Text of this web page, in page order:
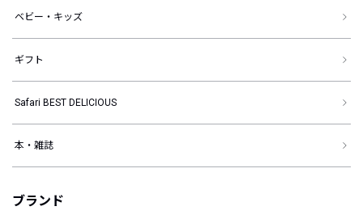
ベビー・キッズ
ギフト
Safari BEST DELICIOUS
本・雑誌
ブランド